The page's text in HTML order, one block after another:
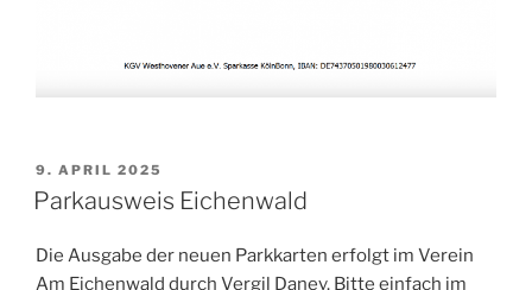
VERÖFFENTLICHT
AM
9. APRIL 2025
Parkausweis Eichenwald
Die Ausgabe der neuen Parkkarten erfolgt im Verein
Am Eichenwald durch Vergil Danev. Bitte einfach im